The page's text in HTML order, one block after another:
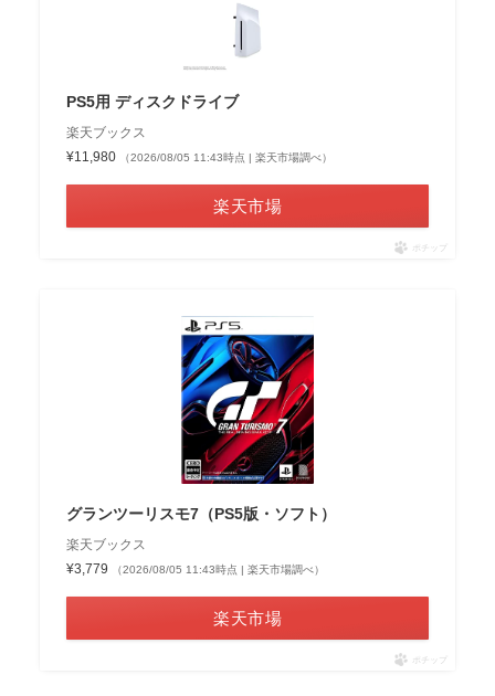
PS5用 ディスクドライブ
楽天ブックス
¥11,980
（2026/08/05 11:43時点 | 楽天市場調べ）
楽天市場
ポチップ
グランツーリスモ7（PS5版・ソフト）
楽天ブックス
¥3,779
（2026/08/05 11:43時点 | 楽天市場調べ）
楽天市場
ポチップ